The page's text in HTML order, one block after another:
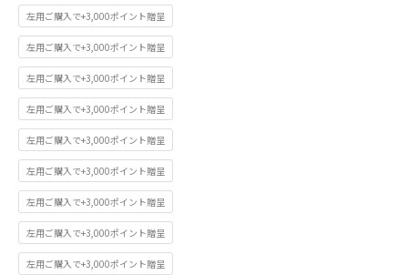
左用ご購入で+3,000ポイント贈呈
左用ご購入で+3,000ポイント贈呈
左用ご購入で+3,000ポイント贈呈
左用ご購入で+3,000ポイント贈呈
左用ご購入で+3,000ポイント贈呈
左用ご購入で+3,000ポイント贈呈
左用ご購入で+3,000ポイント贈呈
左用ご購入で+3,000ポイント贈呈
左用ご購入で+3,000ポイント贈呈